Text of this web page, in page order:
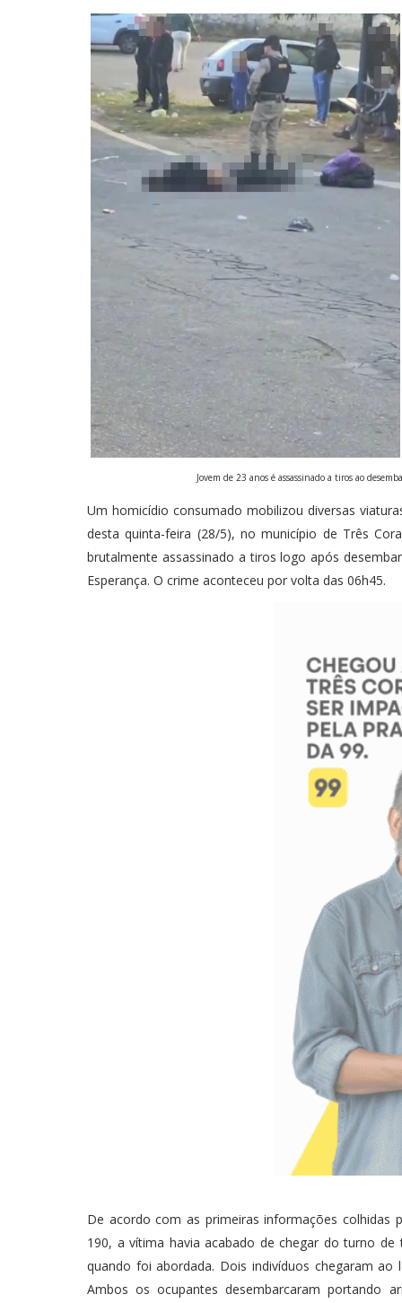
Jovem de 23 anos é assassinado a tiros ao
Um homicídio consumado mobilizou diversas
desta quinta-feira (28/5), no município de Três
brutalmente assassinado a tiros logo após
Esperança. O crime aconteceu por volta das 06h45.
De acordo com as primeiras informações colhidas
190, a vítima havia acabado de chegar do turno
quando foi abordada. Dois indivíduos chegaram
Ambos os ocupantes desembarcaram portando